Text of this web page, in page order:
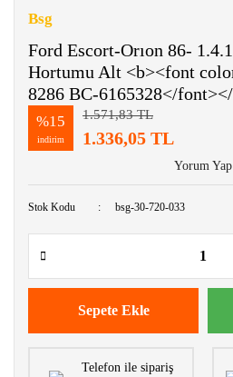
Bsg
Ford Escort-Orıon 86-
Hortumu Alt <b><font
8286 BC-6165328</
%15
indirim
1.571,83 TL
1.336,05 TL
Yorum Yap
Stok Kodu bsg-30-720-033
Sepete Ekle
Telefon ile sipariş